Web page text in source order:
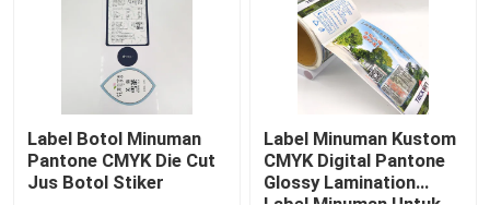
Stiker Epoxy 3D
Stiker Die Cut Kustom
Patch Perbaikan Tiup
Label Botol Minuman
Pantone CMYK Die Cut
Jus Botol Stiker
Label Minuman Kustom
CMYK Digital Pantone
Glossy Lamination